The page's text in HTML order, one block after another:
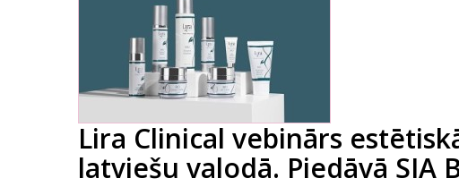
Lira Clinical vebinārs
latviešu valodā. Piedāvā SIA